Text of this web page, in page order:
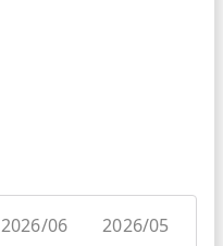
2026/06 2026/05